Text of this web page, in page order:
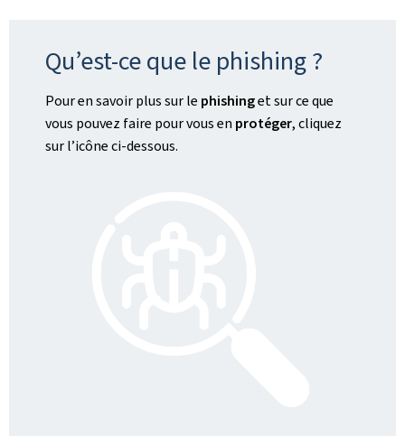
Qu’est-ce que le phishing ?
Pour en savoir plus sur le phishinget sur ce que
vous pouvez faire pour vous en protéger, cliquez
sur l’icône ci-dessous.